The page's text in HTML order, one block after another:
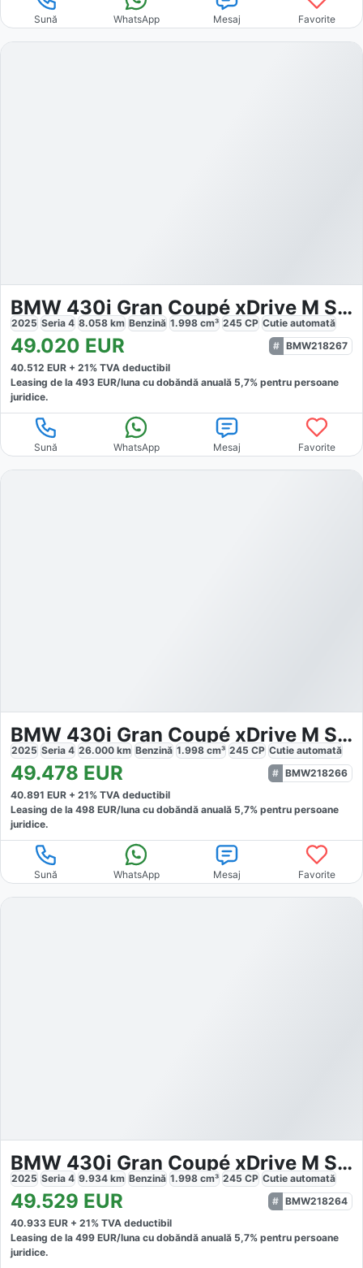
Sună WhatsApp Mesaj Favorite
BMW 430i Gran Coupé xDrive M Sport
2025 Seria 4 8.058 km Benzină 1.998 cm³ 245 CP Cutie automată
49.020 EUR
BMW218267
40.512 EUR + 21% TVA deductibil
Leasing de la 493 EUR/luna cu dobăndă anuală 5,7% pentru persoane
juridice.
Sună WhatsApp Mesaj Favorite
BMW 430i Gran Coupé xDrive M Sport
2025 Seria 4 26.000 km Benzină 1.998 cm³ 245 CP Cutie automată
49.478 EUR
BMW218266
40.891 EUR + 21% TVA deductibil
Leasing de la 498 EUR/luna cu dobăndă anuală 5,7% pentru persoane
juridice.
Sună WhatsApp Mesaj Favorite
BMW 430i Gran Coupé xDrive M Sport
2025 Seria 4 9.934 km Benzină 1.998 cm³ 245 CP Cutie automată
49.529 EUR
BMW218264
40.933 EUR + 21% TVA deductibil
Leasing de la 499 EUR/luna cu dobăndă anuală 5,7% pentru persoane
juridice.